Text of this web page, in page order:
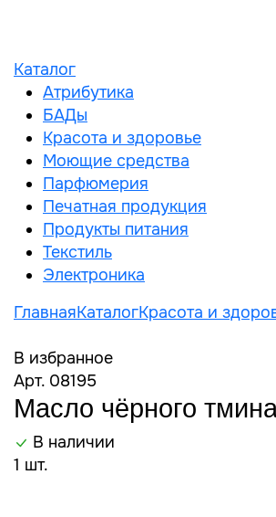
Каталог
Атрибутика
БАДы
Красота и здоровье
Моющие средства
Парфюмерия
Печатная продукция
Продукты питания
Текстиль
Электроника
ГлавнаяКаталогКрасота и
В избранное
Арт. 08195
Масло чёрного
В наличии
1 шт.